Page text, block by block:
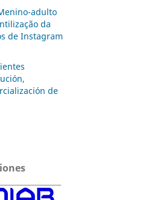
adulto
da
de Instagram
de